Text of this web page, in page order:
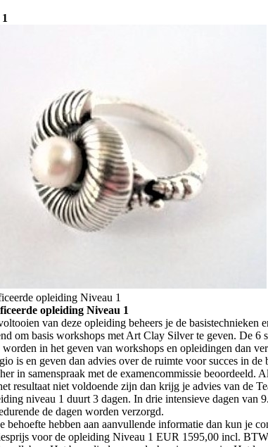
opleiding Niveau 1
opleiding Niveau 1
van deze opleiding beheers je de
om basis workshops met Art Clay Silver te geven. De
worden in het geven van workshops en opleidingen dan
is en geven dan advies over de ruimte voor succes in
in samenspraak met de examencommissie
resultaat niet voldoende zijn dan krijg je advies van de
niveau 1 duurt 3 dagen. In drie intensieve dagen van
de dagen worden verzorgd.
behoefte hebben aan aanvullende informatie dan kun je
voor de opleiding Niveau 1 EUR 1595,00 incl.